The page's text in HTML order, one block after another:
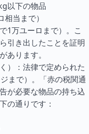
以下の物品
当まで）
1万ユーロまで）。こ
引き出したことを証明
あります。
）：法律で定められた
まで）。「赤の税関通
が必要な物品の持ち込
の通りです：